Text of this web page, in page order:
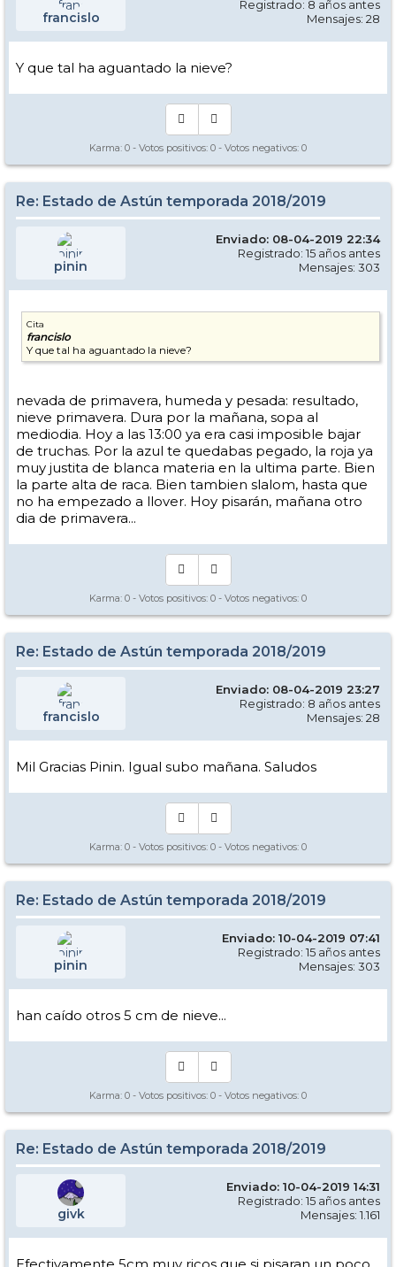
francislo
Registrado: 8 años antes
Mensajes: 28
Y que tal ha aguantado la nieve?
Karma: 0 - Votos positivos: 0 - Votos negativos: 0
Re: Estado de Astún temporada 2018/2019
pinin
Enviado: 08-04-2019 22:34
Registrado: 15 años antes
Mensajes: 303
Cita
francislo
Y que tal ha aguantado la nieve?
nevada de primavera, humeda y pesada: resultado,
nieve primavera. Dura por la mañana, sopa al
mediodia. Hoy a las 13:00 ya era casi imposible bajar
de truchas. Por la azul te quedabas pegado, la roja ya
muy justita de blanca materia en la ultima parte. Bien
la parte alta de raca. Bien tambien slalom, hasta que
no ha empezado a llover. Hoy pisarán, mañana otro
dia de primavera...
Karma: 0 - Votos positivos: 0 - Votos negativos: 0
Re: Estado de Astún temporada 2018/2019
francislo
Enviado: 08-04-2019 23:27
Registrado: 8 años antes
Mensajes: 28
Mil Gracias Pinin. Igual subo mañana. Saludos
Karma: 0 - Votos positivos: 0 - Votos negativos: 0
Re: Estado de Astún temporada 2018/2019
pinin
Enviado: 10-04-2019 07:41
Registrado: 15 años antes
Mensajes: 303
han caído otros 5 cm de nieve...
Karma: 0 - Votos positivos: 0 - Votos negativos: 0
Re: Estado de Astún temporada 2018/2019
givk
Enviado: 10-04-2019 14:31
Registrado: 15 años antes
Mensajes: 1.161